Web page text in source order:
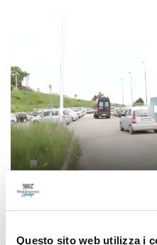
Questo sito web utilizza i